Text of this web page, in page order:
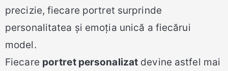
precizie, fiecare portret surprinde
personalitatea și emoția unică a fiecărui
model.
Fiecare portret personalizat devine astfel mai